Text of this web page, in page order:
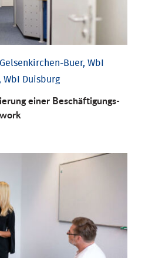
Buer, WbI
WbI Duisburg
einer Be­schäftigungs­